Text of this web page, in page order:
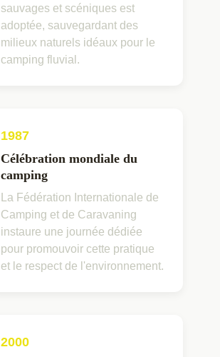
sauvages et scéniques est
adoptée, sauvegardant des
milieux naturels idéaux pour le
camping fluvial.
1987
Célébration mondiale du
camping
La Fédération Internationale de
Camping et de Caravaning
instaure une journée dédiée
pour promouvoir cette pratique
et le respect de l'environnement.
2000